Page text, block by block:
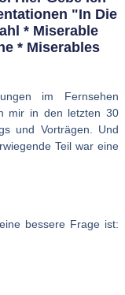
"in Die
* Miserable
* Miserables
im Fernsehen
mir in den letzten 30
und Vorträgen. Und
Teil war eine
bessere Frage ist: